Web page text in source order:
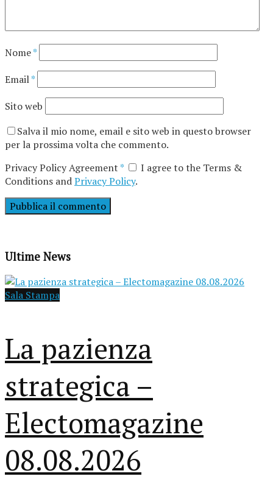
Nome*
Email*
Sito web
Salva il mio nome, email e sito web in questo browser
per la prossima volta che commento.
Privacy Policy Agreement*
I agree to the Terms &
Conditions andPrivacy Policy.
Ultime News
Sala Stampa
La pazienza
strategica –
Electomagazine
08.08.2026